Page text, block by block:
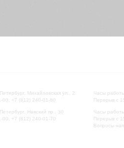
Михайловская ул., 2
00, +7 (812) 240-01-80
Невский пр., 30
00, +7 (812) 240-01-70
Часы
Перерыв с
Часы
Перерыв с
Вопросы